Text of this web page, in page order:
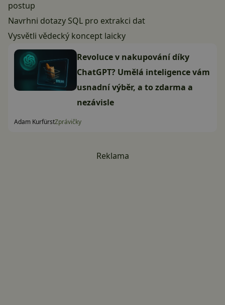
postup
Navrhni dotazy SQL pro extrakci dat
Vysvětli vědecký koncept laicky
Revoluce v nakupování díky
ChatGPT? Umělá inteligence vám
usnadní výběr, a to zdarma a
nezávisle
Adam KurfürstZprávičky
Reklama